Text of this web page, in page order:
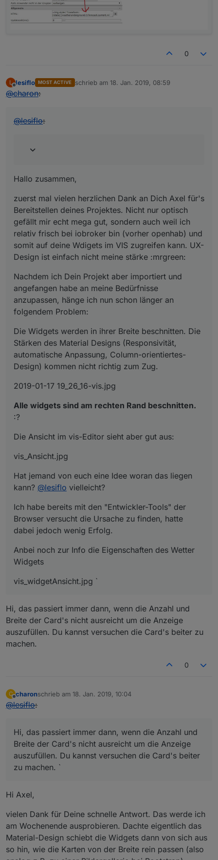
0
L
Offline
lesiflo MOST ACTIVE schrieb am 18. Jan. 2019, 08:59
zuletzt editiert von
@charon:
@lesiflo:
Hallo zusammen,
zuerst mal vielen herzlichen Dank an Dich Axel für's
Bereitstellen deines Projektes. Nicht nur optisch
gefällt mir echt mega gut, sondern auch weil ich
relativ frisch bei iobroker bin (vorher openhab) und
somit auf deine Wdigets im VIS zugreifen kann. UX-
Design ist einfach nicht meine stärke :mrgreen:
Nachdem ich Dein Projekt aber importiert und
angefangen habe an meine Bedürfnisse
anzupassen, hänge ich nun schon länger an
folgendem Problem:
Die Widgets werden in ihrer Breite beschnitten. Die
Stärken des Material Designs (Responsivität,
automatische Anpassung, Column-orientiertes-
Design) kommen nicht richtig zum Zug.
2019-01-17 19_26_16-vis.jpg
Alle widgets sind am rechten Rand beschnitten.
:?
Die Ansicht im vis-Editor sieht aber gut aus:
vis_Ansicht.jpg
Hat jemand von euch eine Idee woran das liegen
kann? @lesiflo vielleicht?
Ich habe bereits mit den "Entwickler-Tools" der
Browser versucht die Ursache zu finden, hatte
dabei jedoch wenig Erfolg.
Anbei noch zur Info die Eigenschaften des Wetter
Widgets
vis_widgetAnsicht.jpg `
Hi, das passiert immer dann, wenn die Anzahl und
Breite der Card's nicht ausreicht um die Anzeige
auszufüllen. Du kannst versuchen die Card's beiter zu
machen.
0
C
Offline
charonschrieb am 18. Jan. 2019, 10:04
zuletzt editiert von
@lesiflo:
Hi, das passiert immer dann, wenn die Anzahl und
Breite der Card's nicht ausreicht um die Anzeige
auszufüllen. Du kannst versuchen die Card's beiter
zu machen. `
Hi Axel,
vielen Dank für Deine schnelle Antwort. Das werde ich
am Wochenende ausprobieren. Dachte eigentlich das
Material-Design schiebt die Widgets dann von sich aus
so hin, wie die Karten von der Breite rein passen (also